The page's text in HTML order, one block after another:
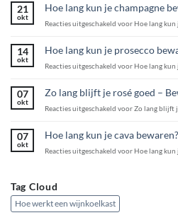
21
okt
Hoe lang kun je champagne
Reacties uitgeschakeld voor Hoe lang kun
14
okt
Hoe lang kun je prosecco
Reacties uitgeschakeld voor Hoe lang kun
07
okt
Zo lang blijft je rosé goed –
Reacties uitgeschakeld voor Zo lang blijft
07
okt
Hoe lang kun je cava
Reacties uitgeschakeld voor Hoe lang kun
Tag Cloud
Hoe werkt een wijnkoelkast